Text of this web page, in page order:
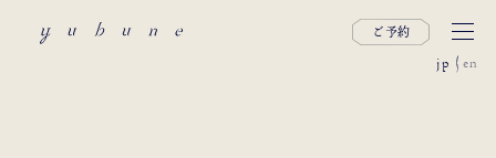
jp en
ご予約